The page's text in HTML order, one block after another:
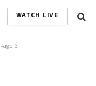
WATCH LIVE
Page 6